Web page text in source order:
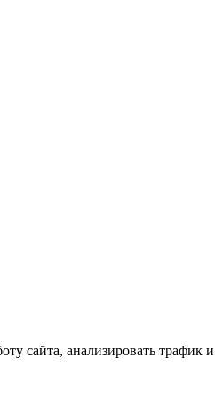
сайта, анализировать трафик